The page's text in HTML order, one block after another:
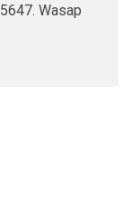
Wasap